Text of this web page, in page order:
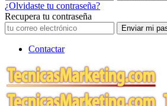
¿Olvidaste tu contraseña?
Recupera tu contraseña
Contactar